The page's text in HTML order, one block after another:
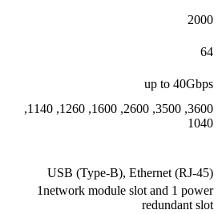
2000
64
up to 40Gbps
3600, 3500, 2600, 1600, 1260, 1140,
1040
USB (Type-B), Ethernet (RJ-45)
1network module slot and 1 power
redundant slot